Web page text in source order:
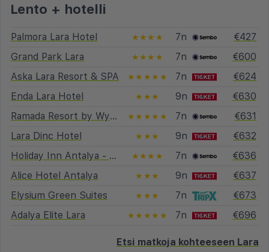
Lento + hotelli
Palmora Lara Hotel ★★★★ 7n
€427
Grand Park Lara
★★★★ 7n
€600
Aska Lara Resort & SPA
★★★★★ 7n
€624
Enda Lara Hotel
★★★ 9n
€630
Ramada Resort by Wyndham Lara
★★★★★ 7n
€631
Lara Dinc Hotel
★★★ 9n
€632
Holiday Inn Antalya - Lara by IHG
★★★★ 7n
€636
Alice Hotel Antalya
★★★ 9n
€637
Elysium Green Suites
★★★ 7n
€673
Adalya Elite Lara
★★★★★ 7n €696
Etsi matkoja kohteeseen Lara